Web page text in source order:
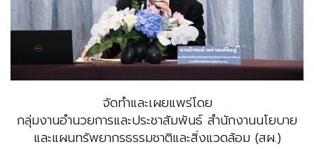
จัดทำและเผยแพร่โดย
กลุ่มงานอำนวยการและประชาสัมพันธ์ สำนักงานนโยบาย
และแผนทรัพยากรธรรมชาติและสิ่งแวดล้อม (สผ.)